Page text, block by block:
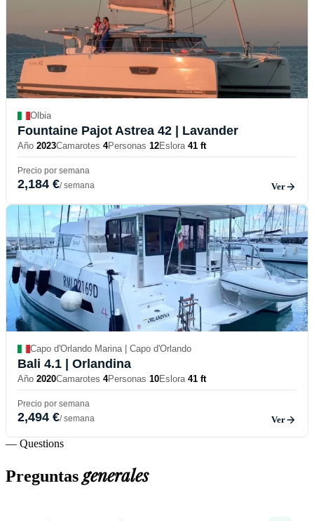
Olbia
Fountaine Pajot Astrea 42 | Lavander
Año 2023Camarotes 4Personas 12Eslora 41 ft
Precio por semana
2,184 €/ semana Ver
Capo d'Orlando Marina | Capo d'Orlando
Bali 4.1 | Orlandina
Año 2020Camarotes 4Personas 10Eslora 41 ft
Precio por semana
2,494 €/ semana Ver
— Questions
Preguntasgenerales